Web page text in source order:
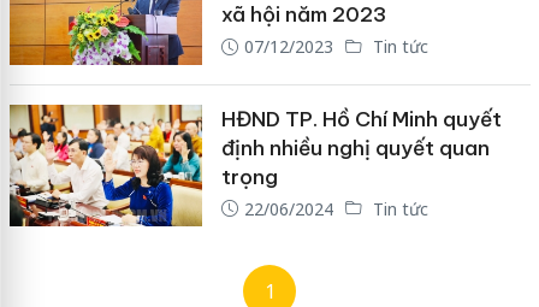
xã hội năm 2023
07/12/2023 Tin tức
HĐND TP. Hồ Chí Minh quyết
định nhiều nghị quyết quan
trọng
22/06/2024 Tin tức
1